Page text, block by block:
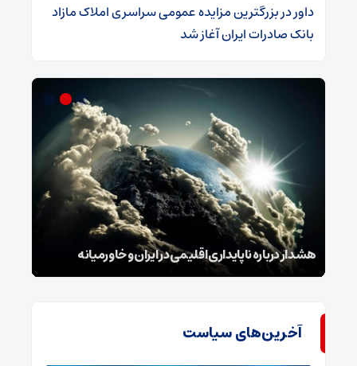
داوردر​بزرگترین مزایده عمومی سراسری املاک مازاد
بانک صادرات ایران آغاز شد
هشدار درباره ناپایداری اقلیمی در ایران و خاورمیانه
آخرین‌های سیاست